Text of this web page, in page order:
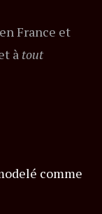
France et
à tout
comme